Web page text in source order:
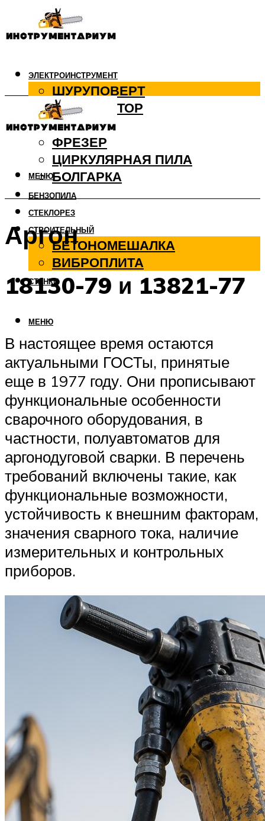
ЭЛЕКТРОИНСТРУМЕНТ
ШУРУПОВЕРТ
ПЕРФОРАТОР
ДРЕЛЬ
ФРЕЗЕР
ЦИРКУЛЯРНАЯ ПИЛА
БОЛГАРКА
БЕНЗОПИЛА
СТЕКЛОРЕЗ
СТРОИТЕЛЬНЫЙ
БЕТОНОМЕШАЛКА
ВИБРОПЛИТА
СТАНКИ
МЕНЮ
МЕНЮ
Аргон
18130-79 и 13821-77
В настоящее время остаются
актуальными ГОСТы, принятые
еще в 1977 году. Они прописывают
функциональные особенности
сварочного оборудования, в
частности, полуавтоматов для
аргонодуговой сварки. В перечень
требований включены такие, как
функциональные возможности,
устойчивость к внешним факторам,
значения сварного тока, наличие
измерительных и контрольных
приборов.